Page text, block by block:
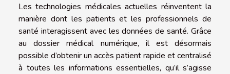
Les technologies médicales actuelles réinventent la
manière dont les patients et les professionnels de
santé interagissent avec les données de santé. Grâce
au dossier médical numérique, il est désormais
possible d’obtenir un accès patient rapide et centralisé
à toutes les informations essentielles, qu’il s’agisse